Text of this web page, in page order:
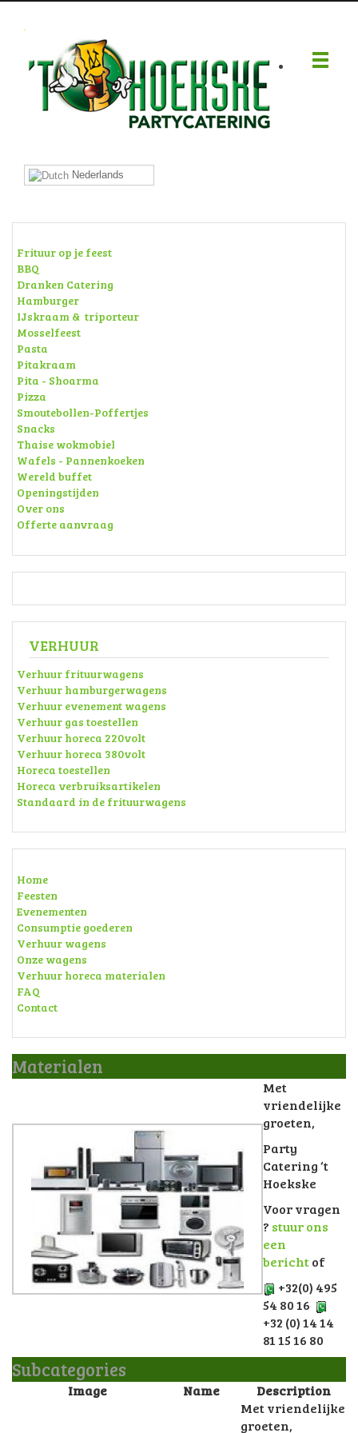
.
Nederlands
Frituur op je feest
BBQ
Dranken Catering
Hamburger
IJskraam & triporteur
Mosselfeest
Pasta
Pitakraam
Pita - Shoarma
Pizza
Smoutebollen-Poffertjes
Snacks
Thaise wokmobiel
Wafels - Pannenkoeken
Wereld buffet
Openingstijden
Over ons
Offerte aanvraag
VERHUUR
Verhuur frituurwagens
Verhuur hamburgerwagens
Verhuur evenement wagens
Verhuur gas toestellen
Verhuur horeca 220volt
Verhuur horeca 380volt
Horeca toestellen
Horeca verbruiksartikelen
Standaard in de frituurwagens
Home
Feesten
Evenementen
Consumptie goederen
Verhuur wagens
Onze wagens
Verhuur horeca materialen
FAQ
Contact
Materialen
Met
vriendelijke
groeten,
Party
Catering ‘t
Hoekske
Voor vragen
? stuur ons
een
berichtof
+32(0) 495
54 80 16
+32 (0) 14 14
81 15 16 80
Subcategories
Image Name
Description
Met vriendelijke
groeten,